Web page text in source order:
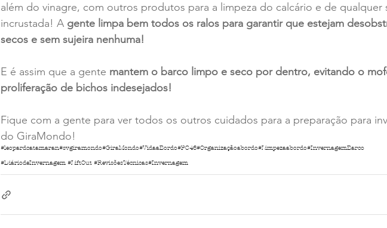
além do vinagre, com outros produtos para a limpeza do calcário e de qualquer
incrustada! A gente limpa bem todos os ralos para garantir que estejam
secos e sem sujeira nenhuma!
E é assim que a gente mantem o barco limpo e seco por dentro, evitando o
proliferação de bichos indesejados!
Fique com a gente para ver todos os outros cuidados para a preparação para
do GiraMondo!
#leopardcatamaran#svgiramondo#GiraMondo#VidaaBordo#PC46#Organizaçãoabordo#Limpezaabordo#InvernagemBarco
#DiáriodeInvernagem #LiftOut #RevisõesTécnicas#Invernagem